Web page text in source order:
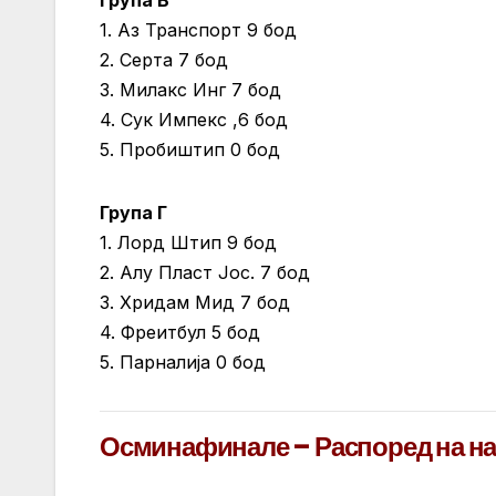
1. Аз Транспорт 9 бод
2. Серта 7 бод
3. Милакс Инг 7 бод
4. Сук Импекс ,6 бод
5. Пробиштип 0 бод
Група Г
1. Лорд Штип 9 бод
2. Алу Пласт Јос. 7 бод
3. Хридам Мид 7 бод
4. Фреитбул 5 бод
5. Парналија 0 бод
Осминафинале – Распоред на